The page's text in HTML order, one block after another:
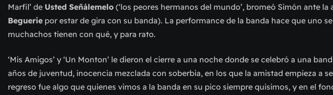
Marfil’ de Usted Señálemelo (‘los peores hermanos del mundo’, bromeó Simón ante la
Beguerie por estar de gira con su banda). La performance de la banda hace que uno
muchachos tienen con qué, y para rato.
‘Mis Amigos’ y ‘Un Monton’ le dieron el cierre a una noche donde se celebró a una
años de juventud, inocencia mezclada con soberbia, en los que la amistad empieza a
regreso fue algo que quienes vimos a la banda en su pico siempre quisimos, y en el